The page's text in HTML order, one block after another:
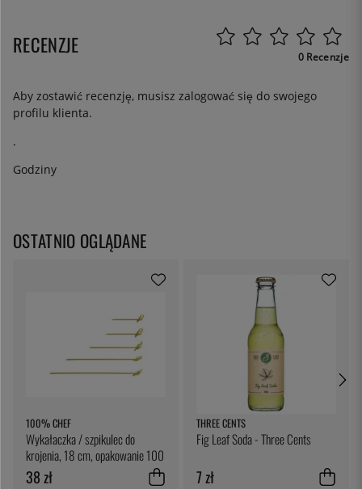
RECENZJE 0 Recenzje
Aby zostawić recenzję, musisz zalogować się do swojego
profilu klienta.
.
Godziny
OSTATNIO OGLĄDANE
100% CHEF
Wykałaczka / szpikulec do
krojenia, 18 cm, opakowanie 100
sztuk - 100% Chef
38 zł
THREE CENTS
Fig Leaf Soda - Three Cents
7 zł